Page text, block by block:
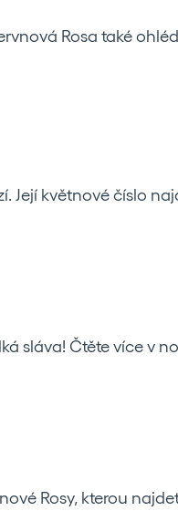
Rosa také
Její květnové číslo
sláva! Čtěte více v
Rosy, kterou